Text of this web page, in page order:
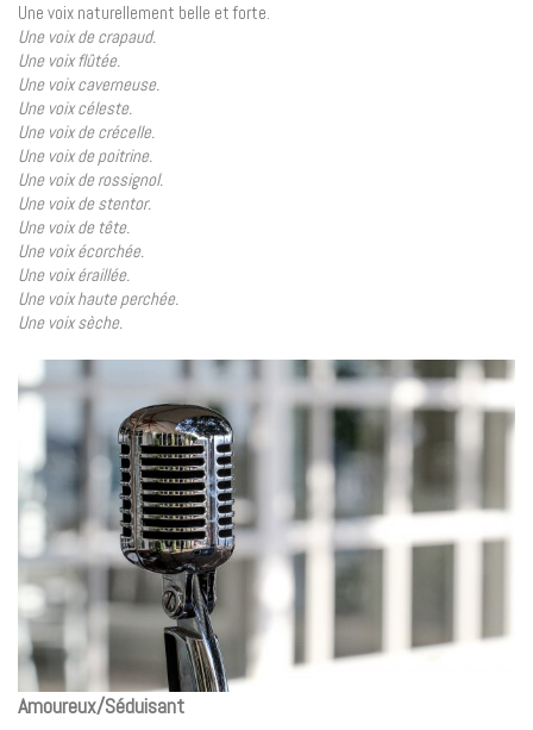
Une voix naturellement belle et forte.
Une voix de crapaud.
Une voix flûtée.
Une voix caverneuse.
Une voix céleste.
Une voix de crécelle.
Une voix de poitrine.
Une voix de rossignol.
Une voix de stentor.
Une voix de tête.
Une voix écorchée.
Une voix éraillée.
Une voix haute perchée.
Une voix sèche.
Amoureux/Séduisant